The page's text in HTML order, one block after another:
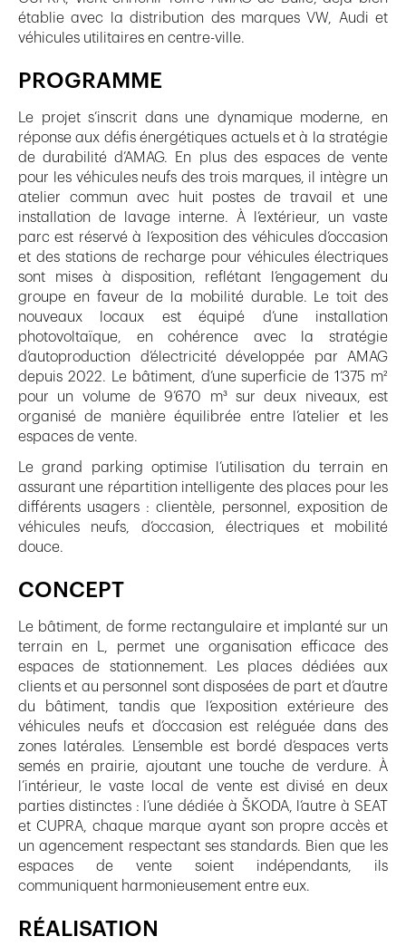
établie avec la distribution des marques VW, Audi et
véhicules utilitaires en centre-ville.
PROGRAMME
Le projet s’inscrit dans une dynamique moderne, en
réponse aux défis énergétiques actuels et à la stratégie
de durabilité d’AMAG. En plus des espaces de vente
pour les véhicules neufs des trois marques, il intègre un
atelier commun avec huit postes de travail et une
installation de lavage interne. À l’extérieur, un vaste
parc est réservé à l’exposition des véhicules d’occasion
et des stations de recharge pour véhicules électriques
sont mises à disposition, reflétant l’engagement du
groupe en faveur de la mobilité durable. Le toit des
nouveaux locaux est équipé d’une installation
photovoltaïque, en cohérence avec la stratégie
d’autoproduction d’électricité développée par AMAG
depuis 2022. Le bâtiment, d’une superficie de 1’375 m²
pour un volume de 9’670 m³ sur deux niveaux, est
organisé de manière équilibrée entre l’atelier et les
espaces de vente.
Le grand parking optimise l’utilisation du terrain en
assurant une répartition intelligente des places pour les
différents usagers : clientèle, personnel, exposition de
véhicules neufs, d’occasion, électriques et mobilité
douce.
CONCEPT
Le bâtiment, de forme rectangulaire et implanté sur un
terrain en L, permet une organisation efficace des
espaces de stationnement. Les places dédiées aux
clients et au personnel sont disposées de part et d’autre
du bâtiment, tandis que l’exposition extérieure des
véhicules neufs et d’occasion est reléguée dans des
zones latérales. L’ensemble est bordé d’espaces verts
semés en prairie, ajoutant une touche de verdure. À
l’intérieur, le vaste local de vente est divisé en deux
parties distinctes : l’une dédiée à ŠKODA, l’autre à SEAT
et CUPRA, chaque marque ayant son propre accès et
un agencement respectant ses standards. Bien que les
espaces de vente soient indépendants, ils
communiquent harmonieusement entre eux.
RÉALISATION